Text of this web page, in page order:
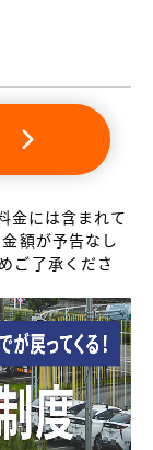
金には含まれて
額が予告なし
ご了承くださ